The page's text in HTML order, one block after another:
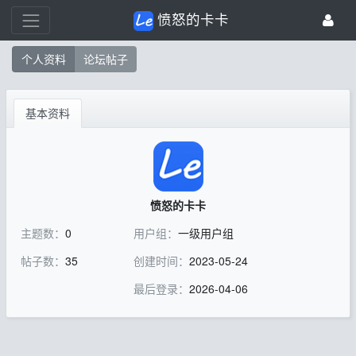
愤怒的卡卡
个人资料 论坛帖子
基本资料
愤怒的卡卡
主题数： 0
帖子数： 35
用户组： 一级用户组
创建时间： 2023-05-24
最后登录： 2026-04-06